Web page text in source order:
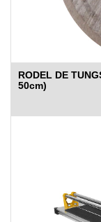
RODEL DE
50cm)